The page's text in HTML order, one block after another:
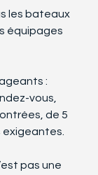
les bateaux
équipages
:
vous,
de 5
pas une